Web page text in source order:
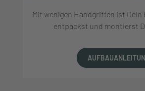
Mit wenigen Handgriffen ist Dein
entpackst und montierst